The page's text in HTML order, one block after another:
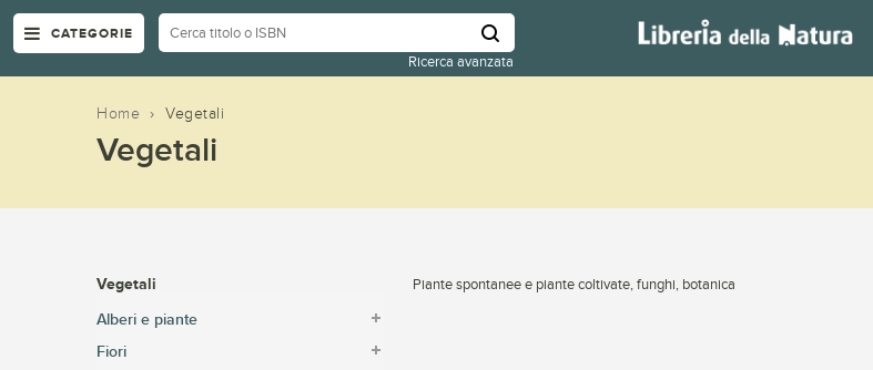
CATEGORIE
Ricerca avanzata
Home › Vegetali
Vegetali
Piante spontanee e piante coltivate, funghi, botanica
Vegetali
Alberi e piante
Fiori